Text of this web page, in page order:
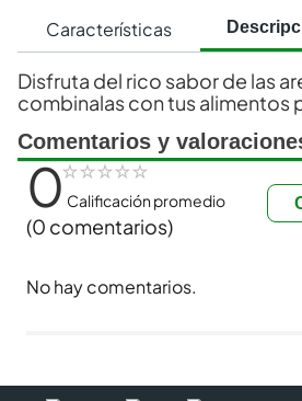
Características
Disfruta del rico sabor de las
combinalas con tus alimentos
Comentarios y
☆☆☆☆☆
0Calificación promedio
(0 comentarios)
No hay comentarios.